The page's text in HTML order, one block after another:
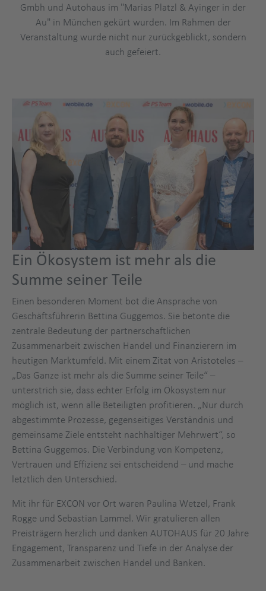
Gmbh und Autohaus im "Marias Platzl & Ayinger in der
Au" in München gekürt wurden. Im Rahmen der
Veranstaltung wurde nicht nur zurückgeblickt, sondern
auch gefeiert.
Ein Ökosystem ist mehr als die
Summe seiner Teile
Einen besonderen Moment bot die Ansprache von
Geschäftsführerin Bettina Guggemos. Sie betonte die
zentrale Bedeutung der partnerschaftlichen
Zusammenarbeit zwischen Handel und Finanzierern im
heutigen Marktumfeld. Mit einem Zitat von Aristoteles –
„Das Ganze ist mehr als die Summe seiner Teile“ –
unterstrich sie, dass echter Erfolg im Ökosystem nur
möglich ist, wenn alle Beteiligten profitieren. „Nur durch
abgestimmte Prozesse, gegenseitiges Verständnis und
gemeinsame Ziele entsteht nachhaltiger Mehrwert“, so
Bettina Guggemos. Die Verbindung von Kompetenz,
Vertrauen und Effizienz sei entscheidend – und mache
letztlich den Unterschied.
Mit ihr für EXCON vor Ort waren Paulina Wetzel, Frank
Rogge und Sebastian Lammel. Wir gratulieren allen
Preisträgern herzlich und danken AUTOHAUS für 20 Jahre
Engagement, Transparenz und Tiefe in der Analyse der
Zusammenarbeit zwischen Handel und Banken.
ranking